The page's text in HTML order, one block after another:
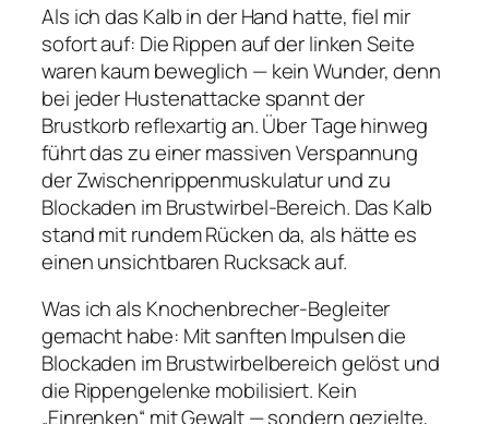
Als ich das Kalb in der Hand hatte, fiel mir
sofort auf: Die Rippen auf der linken Seite
waren kaum beweglich — kein Wunder, denn
bei jeder Hustenattacke spannt der
Brustkorb reflexartig an. Über Tage hinweg
führt das zu einer massiven Verspannung
der Zwischenrippenmuskulatur und zu
Blockaden im Brustwirbel-Bereich. Das Kalb
stand mit rundem Rücken da, als hätte es
einen unsichtbaren Rucksack auf.
Was ich als Knochenbrecher-Begleiter
gemacht habe: Mit sanften Impulsen die
Blockaden im Brustwirbelbereich gelöst und
die Rippengelenke mobilisiert. Kein
„Einrenken“ mit Gewalt — sondern gezielte,